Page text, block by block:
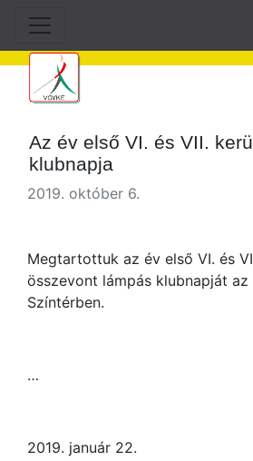
Az év első VI. és VII.
klubnapja
2019. október 6.
Megtartottuk az év első VI. és
összevont lámpás klubnapját az
Színtérben.
…
2019. január 22.